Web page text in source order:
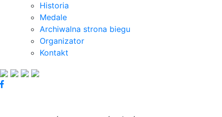
Historia
Medale
Archiwalna strona biegu
Organizator
Kontakt